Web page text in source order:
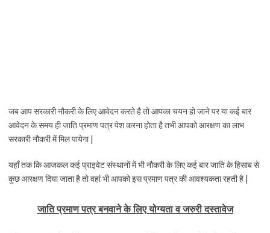
जब आप सरकारी नौकरी के लिए आवेदन करते है तो आपका चयन हो जाने पर या कई बार
आवेदन के समय ही जाति प्रमाण पत्र पेश करना होता है तभी आपको आरक्षण का लाभ
सरकारी नौकरी में मिल पायेगा |
यहाँ तक कि आजकल कई प्राइवेट संस्थानों में भी नौकरी के लिए कई बार जाति के हिसाब से
कुछ आरक्षण दिया जाता है तो वहां भी आपको इस प्रमाण पत्र की आवश्यकता रहती है |
जाति प्रमाण पत्र बनवाने के लिए योग्यता व जरुरी दस्तावेज